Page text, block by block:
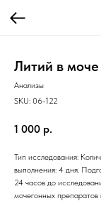
Литий в моче
Анализы
SKU: 06-122
1 000 р.
Тип исследования:
выполнения: 4 дня.
24 часов до
мочегонных